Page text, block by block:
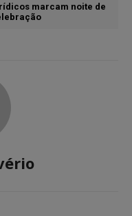
marcam noite de